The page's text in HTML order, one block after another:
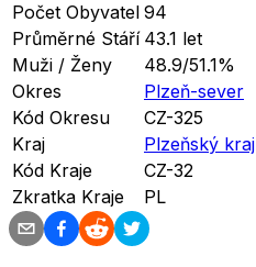
Počet Obyvatel 94
Průměrné Stáří 43.1 let
Muži / Ženy
48.9/51.1%
Okres
Plzeň-sever
Kód Okresu
CZ-325
Kraj
Plzeňský kraj
Kód Kraje
CZ-32
Zkratka Kraje
PL